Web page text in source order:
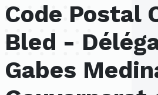
Code Postal
Bled -
Gabes